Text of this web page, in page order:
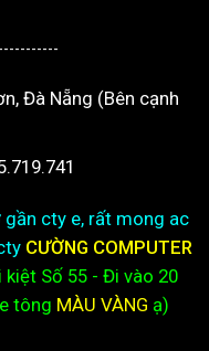
Đà Nẵng (Bên cạnh
cty e, rất mong ac
CƯỜNG COMPUTER
kiệtSố 55 - Đi vào 20
tông MÀU VÀNG ạ)